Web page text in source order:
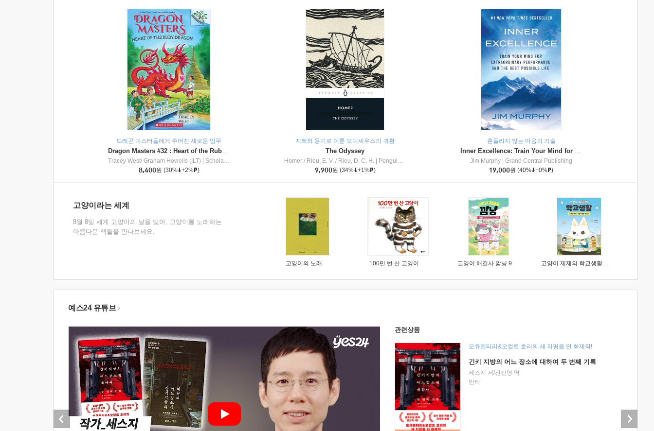
드래곤 마스터들에게 주어진 새로운 임무
Dragon Masters #32 : Heart of the Ruby Dragon (A Branches Book)
Tracey West/ Graham Howells (ILT)
Scholastic Inc
8,400원 (30% +2% )
지혜와 용기로 이룬 오디세우스의 귀환
The Odyssey
Homer / Rieu, E. V. / Rieu, D. C. H.
Penguin Group
9,900원 (34% +1% )
흔들리지 않는 마음의 기술
Inner Excellence: Train Your Mind for Extraordinary Performance and the Best Possible Life
Jim Murphy
Grand Central Publishing
19,000원 (40% +0% )
고양이라는 세계
8월 8일 세계 고양이의 날을 맞아, 고양이를 노래하는
아름다운 책들을 만나보세요.
고양이의 노래 100만 번 산 고양이 고양이 해결사 깜냥 9 고양이 제제의 학교생활 1 : 초등학생이 이렇게 힘들 줄이야
예스24 유튜브
관련상품
모큐멘터리&오컬트 호러의 새 지평을 연 화제작!
긴키 지방의 어느 장소에 대하여 두 번째 기록
세스지 저/전선영 역
반타